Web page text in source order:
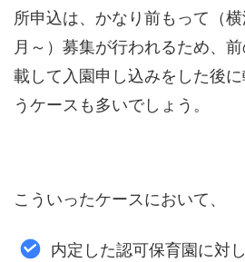
所申込は、かなり前もって（
月～）募集が行われるため、
載して入園申し込みをした後
うケースも多いでしょう。
こういったケースにおいて、
内定した認可保育園に対